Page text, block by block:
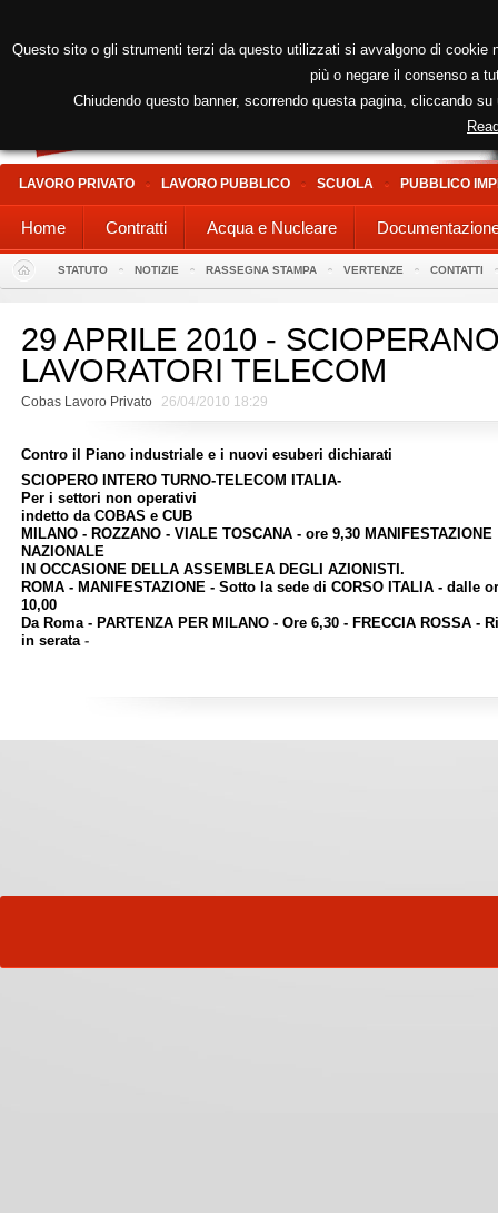
LAVORO PRIVATO LAVORO PUBBLICO SCUOLA PUBBLICO
Home Contratti Acqua e Nucleare
STATUTO NOTIZIE RASSEGNA STAMPA VERTENZE CONTATTI
29 APRILE 2010 -
LAVORATORI TELECOM
Cobas Lavoro Privato 26/04/2010 18:29
Contro il Piano industriale e i nuovi esuberi dichiarati
SCIOPERO INTERO TURNO-TELECOM ITALIA-
Per i settori non operativi
indetto da COBAS e CUB
MILANO - ROZZANO - VIALE TOSCANA - ore 9,30 MANIFESTAZIONE
NAZIONALE
IN OCCASIONE DELLA ASSEMBLEA DEGLI AZIONISTI.
ROMA - MANIFESTAZIONE - Sotto la sede di CORSO ITALIA - dalle
10,00
Da Roma - PARTENZA PER MILANO - Ore 6,30 - FRECCIA ROSSA -
in serata -
Questo sito o gli strumenti terzi da questo utilizzati si avvalgono di
più o negare il consenso a
Chiudendo questo banner, scorrendo questa pagina, cliccando